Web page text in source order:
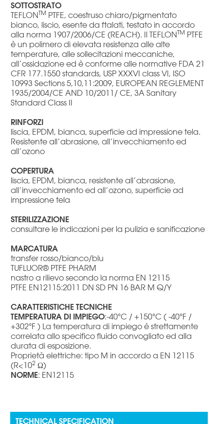
SOTTOSTRATO
TEFLONTM PTFE, coestruso chiaro/pigmentato
bianco, liscio, esente da ftalati, testato in accordo
alla norma 1907/2006/CE (REACH). Il TEFLONTM PTFE
è un polimero di elevata resistenza alle alte
temperature, alle sollecitazioni meccaniche,
all’ossidazione ed è conforme alle normative FDA 21
CFR 177.1550 standards, USP XXXVI class VI, ISO
10993 Sections 5,10,11:2009, EUROPEAN REGLEMENT
1935/2004/CE AND 10/2011/ CE, 3A Sanitary
Standard Class II
RINFORZI
liscia, EPDM, bianca, superficie ad impressione tela.
Resistente all’abrasione, all’invecchiamento ed
all’ozono
COPERTURA
liscia, EPDM, bianca, resistente all’abrasione,
all’invecchiamento ed all’ozono, superficie ad
impressione tela
STERILIZZAZIONE
consultare le indicazioni per la pulizia e sanificazione
MARCATURA
transfer rosso/bianco/blu
TUFLUOR® PTFE PHARM
nastro a rilievo secondo la norma EN 12115
PTFE EN12115:2011 DN SD PN 16 BAR M Q/Y
CARATTERISTICHE TECNICHE
TEMPERATURA DI IMPIEGO:-40°C / +150°C ( -40°F /
+302°F ) La temperatura di impiego è strettamente
correlata allo specifico fluido convogliato ed alla
durata di esposizione.
Proprietà elettriche: tipo M in accordo a EN 12115
(R<102 Ω)
NORME: EN12115